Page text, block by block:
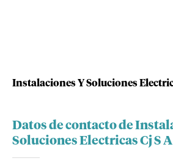
Instalaciones Y Soluciones
Datos de contacto de
Soluciones Electricas Cj S A